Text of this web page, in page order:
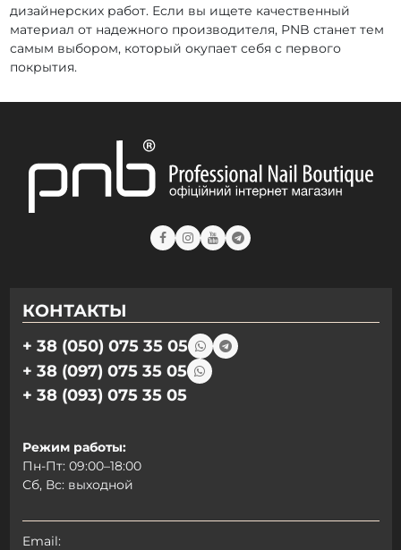
дизайнерских работ. Если вы ищете качественный
материал от надежного производителя, PNB станет тем
самым выбором, который окупает себя с первого
покрытия.
КОНТАКТЫ
+ 38 (050) 075 35 05
+ 38 (097) 075 35 05
+ 38 (093) 075 35 05
Режим работы:
Пн-Пт: 09:00–18:00
Сб, Вс: выходной
Email: